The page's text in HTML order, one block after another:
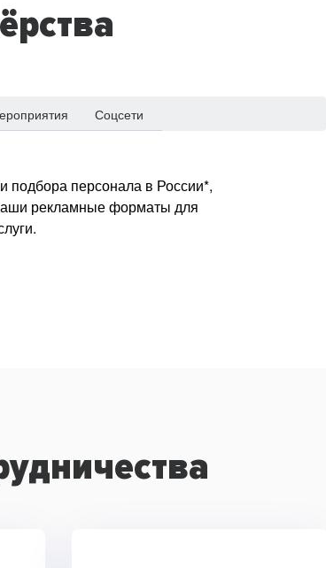
Соцсети
подбора персонала в России*,
рекламные форматы для